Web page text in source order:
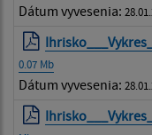
Dátum vyvesenia:
0.07 Mb
Dátum vyvesenia: